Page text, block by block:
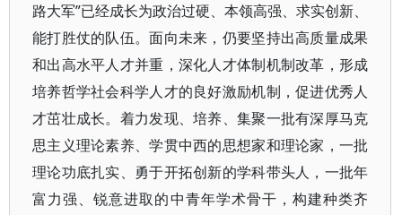
路大军”已经成长为政治过硬、本领高强、求实创新、
能打胜仗的队伍。面向未来，仍要坚持出高质量成果
和出高水平人才并重，深化人才体制机制改革，形成
培养哲学社会科学人才的良好激励机制，促进优秀人
才茁壮成长。着力发现、培养、集聚一批有深厚马克
思主义理论素养、学贯中西的思想家和理论家，一批
理论功底扎实、勇于开拓创新的学科带头人，一批年
富力强、锐意进取的中青年学术骨干，构建种类齐